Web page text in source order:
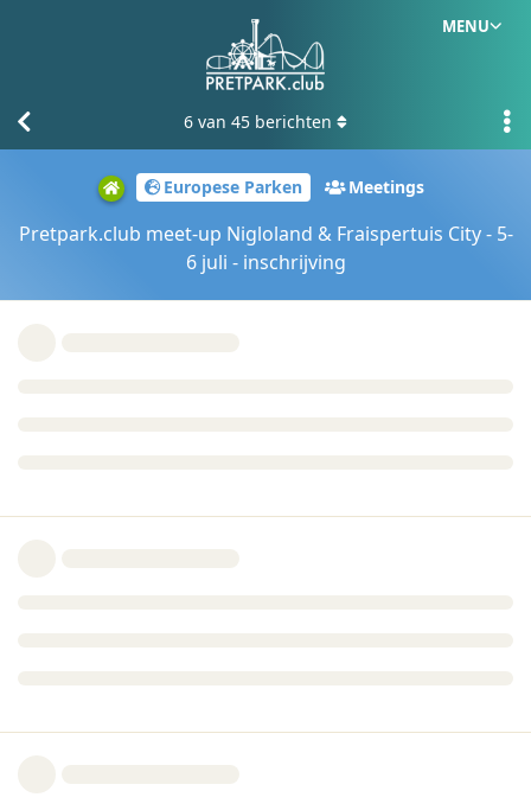
MENU
Europese Parken Meetings
Pretpark.club meet-up Nigloland & Fraispertuis City - 5-
6 juli - inschrijving
6 van 45 berichten